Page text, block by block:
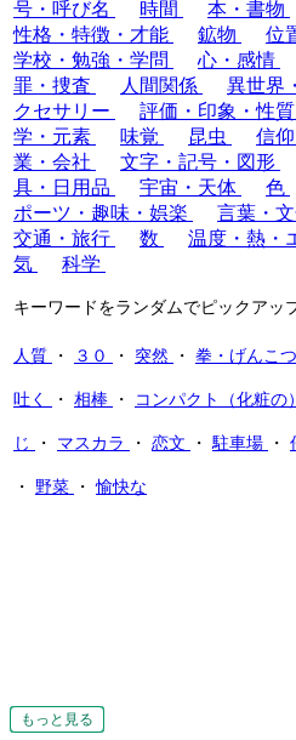
もっと見る
もっと見る
もっと見る
もっと見る
もっと見る
もっと見る
もっと見る
もっと見る
もっと見る
もっと見る
もっと見る
もっと見る
号・呼び名
時間 本・書物
性格・特徴・才能
鉱物 位
学校・勉強・学問
心・感情
罪・捜査
人間関係 異世界
クセサリー
評価・印象・性質
学・元素
味覚 昆虫 信
業・会社
文字・記号・図形
具・日用品
宇宙・天体 色
ポーツ・趣味・娯楽
言葉・
交通・旅行
数 温度・熱・
気
科学
キーワードをランダムでピックアッ
人質 ・ ３０ ・ 突然 ・ 拳・げんこつ
吐く ・ 相棒 ・ コンパクト（化粧の
じ ・ マスカラ ・ 恋文 ・駐車場 ・
・ 野菜 ・愉快な